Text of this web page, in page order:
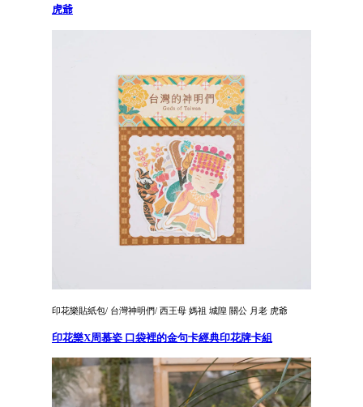
虎爺
印花樂貼紙包/ 台灣神明們/ 西王母 媽祖 城隍 關公 月老 虎爺
印花樂X周慕姿 口袋裡的金句卡經典印花牌卡組